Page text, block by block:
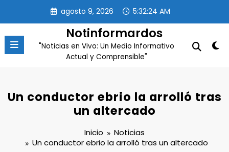
contenido
agosto 9, 2026 5:32:25 AM
Notinformardos
"Noticias en Vivo: Un Medio Informativo
Actual y Comprensible"
Un conductor ebrio la arrolló tras
un altercado
Inicio
Noticias
Un conductor ebrio la arrolló tras un altercado